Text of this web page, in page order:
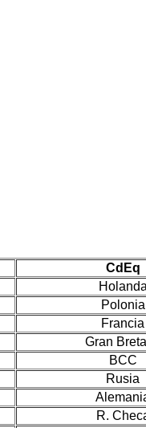
CdEq
Holanda
Polonia
Francia
Gran
BCC
Rusia
R.